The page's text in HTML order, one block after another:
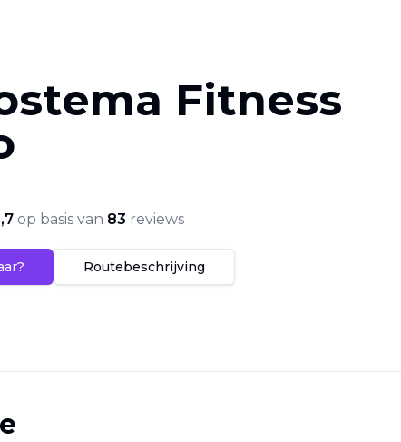
Fitness
op basis van 83 reviews
Routebeschrijving